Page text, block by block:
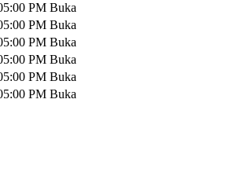
PM Buka
PM Buka
PM Buka
PM Buka
PM Buka
PM Buka